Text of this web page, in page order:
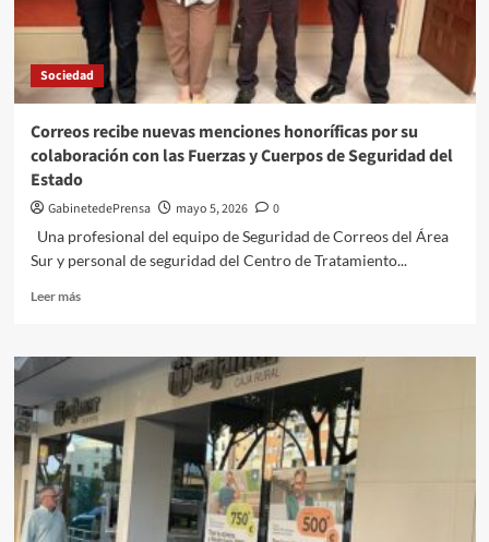
de
la
Frontera
el
festivo
jueves
7
de
mayo,
facilitar
el
por
Sociedad
Correos recibe nuevas menciones honoríficas por su
colaboración con las Fuerzas y Cuerpos de Seguridad del
Estado
GabinetedePrensa mayo 5, 2026
0
Una profesional del equipo de Seguridad de Correos del Área
Sur y personal de seguridad del Centro de Tratamiento...
Leer másLeer
Correos
recibe
nuevas
menciones
honoríficas
por
su
colaboración
con